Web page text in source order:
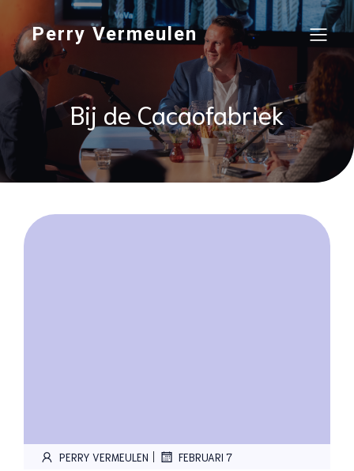
Perry Vermeulen
Bij de Cacaofabriek
PERRY VERMEULEN | FEBRUARI 7